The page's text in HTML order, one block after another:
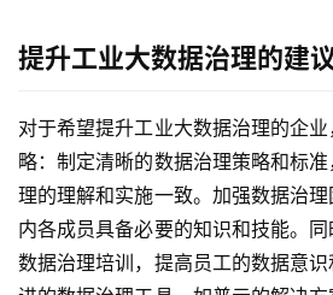
提升工业大数据治理的建
对于希望提升工业大数据治理的企
略：制定清晰的数据治理策略和标
理的理解和实施一致。加强数据治
内各成员具备必要的知识和技能。
数据治理培训，提高员工的数据意